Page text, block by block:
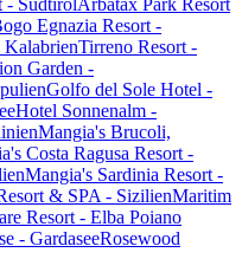
- SüdtirolArbatax Park Resort
Egnazia Resort -
KalabrienTirreno Resort -
Garden -
Golfo del Sole Hotel -
Hotel Sonnenalm -
Mangia's Brucoli,
Costa Ragusa Resort -
Mangia's Sardinia Resort -
& SPA - SizilienMaritim
Resort - Elba Poiano
- GardaseeRosewood